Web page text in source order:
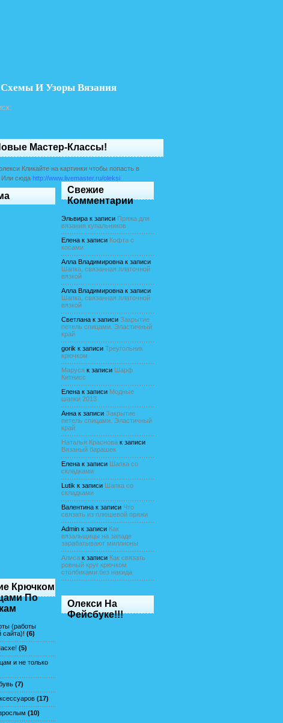
И Узоры Вязания
Мастер-Классы!
Кликайте на картинки чтобы попасть в
Или сюда http://www.livemaster.ru/oleksi
Крючком
По
(работы
сайта)! (6)
(5)
и не только
(7)
(17)
(10)
Свежие
Комментарии
Эльвира к записи Пряжа для
вязания купальников
Елена к записи Кофта с
косами
Алла Владимировна к записи
Шапка, связанная платочной
вязкой
Алла Владимировна к записи
Шапка, связанная платочной
вязкой
Светлана к записи Закрытие
петель спицами. Эластичный
край
gorik к записи Треугольник
крючком
Маруся к записи Шарф
Китнисс
Елена к записи Модные
шапки 2013
Анна к записи Закрытие
петель спицами. Эластичный
край
Наталья Краснова к записи
Вязаный барашек
Елена к записи Шапка со
складками
Lutik к записи Шапка со
складками
Валентина к записи Что
связать из плюшевой пряжи
Admin к записи Как
вязальщицы на западе
зарабатывают миллионы
Алиса к записи Как связать
ровный круг крючком
столбиками без накида
Олекси На
Фейсбуке!!!